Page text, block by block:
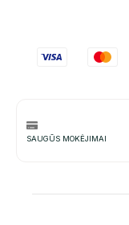
SAUGŪS MOKĖJIMAI